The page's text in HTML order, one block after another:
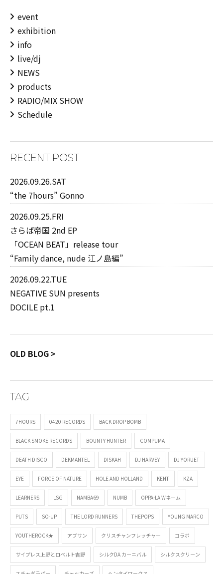
event
exhibition
info
live/dj
NEWS
products
RADIO/MIX SHOW
Schedule
RECENT POST
2026.09.26.SAT
“the 7hours” Gonno
2026.09.25.FRI
さらば帝国 2nd EP
「OCEAN BEAT」release tour
“Family dance, nude 江ノ島編”
2026.09.22.TUE
NEGATIVE SUN presents
DOCILE pt.1
OLD BLOG >
TAG
7HOURS 0420 RECORDS BACK DROP BOMB
BLACK SMOKE RECORDS BOUNTY HUNTER COMPUMA
DEATH DISCO DEKMANTEL DISKAH DJ HARVEY DJ YORUET
EYE FORCE OF NATURE HOLE AND HOLLAND KENT KZA
LEARNERS LSG NAMBA69 NUMB OPPA-LA Wネーム
PUTS SO-UP THE LORD RUNNERS THEPOPS YOUNG MARCO
YOUTHEROCK★ アブサン クリスチャンフレッチャー コラボ
サイプレス上野とロベルト吉野 シルクDA カーニバル シルクスクリーン